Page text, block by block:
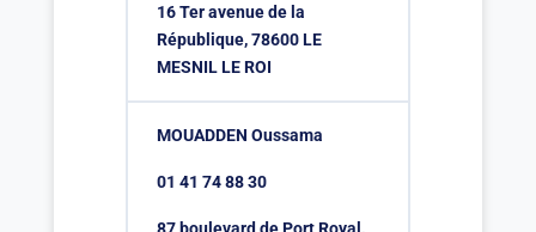
16 Ter avenue de la
République, 78600 LE
MESNIL LE ROI
MOUADDEN Oussama
01 41 74 88 30